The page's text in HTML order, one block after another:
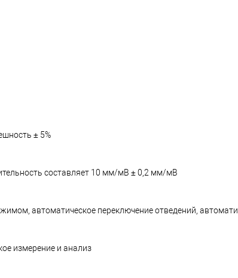
± 5%
составляет 10 мм/мВ ± 0,2 мм/мВ
автоматическое переключение отведений,
измерение и анализ